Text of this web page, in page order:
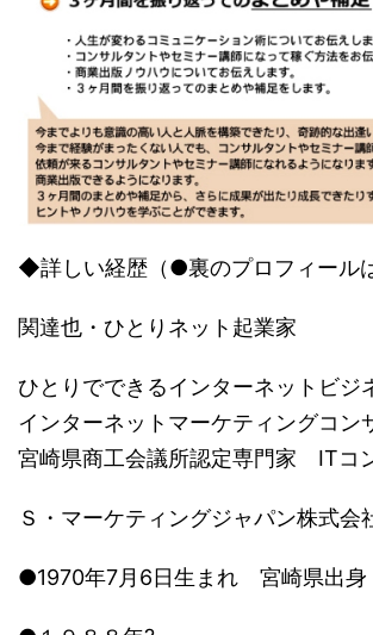
◆詳しい経歴（●裏のプロフィール
関達也・ひとりネット起業家
ひとりでできるインターネットビジ
インターネットマーケティングコン
宮崎県商工会議所認定専門家 ITコ
Ｓ・マーケティングジャパン株式
●1970年7月6日生まれ 宮崎県出身